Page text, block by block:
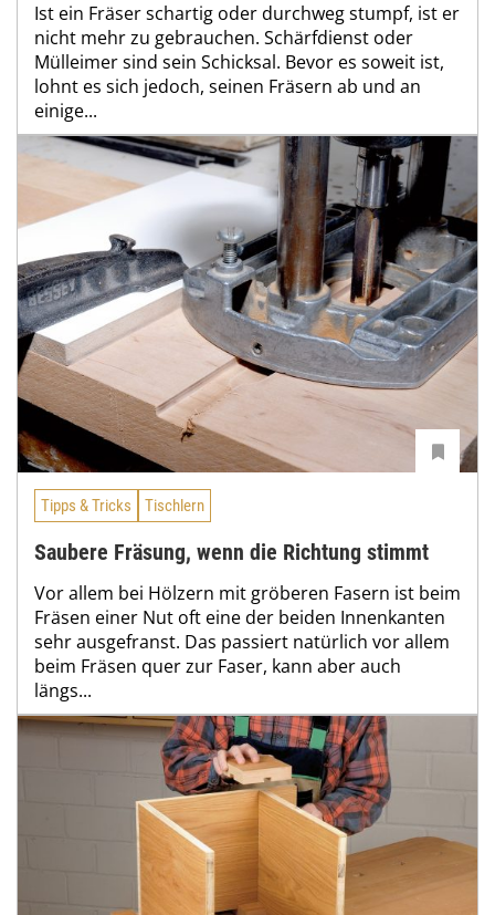
Ist ein Fräser schartig oder durchweg stumpf, ist er
nicht mehr zu gebrauchen. Schärfdienst oder
Mülleimer sind sein Schicksal. Bevor es soweit ist,
lohnt es sich jedoch, seinen Fräsern ab und an
einige...
Tipps & Tricks Tischlern
Saubere Fräsung, wenn die Richtung stimmt
Vor allem bei Hölzern mit gröberen Fasern ist beim
Fräsen einer Nut oft eine der beiden Innenkanten
sehr ausgefranst. Das passiert natürlich vor allem
beim Fräsen quer zur Faser, kann aber auch
längs...